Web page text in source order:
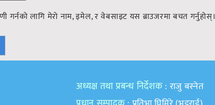
गर्नको लागि मेरो नाम, इमेल, र वेबसाइट यस ब्राउजरमा बचत गर्नुहोस्।
अध्यक्ष तथा प्रबन्ध निर्देशक : राजु बस्नेत